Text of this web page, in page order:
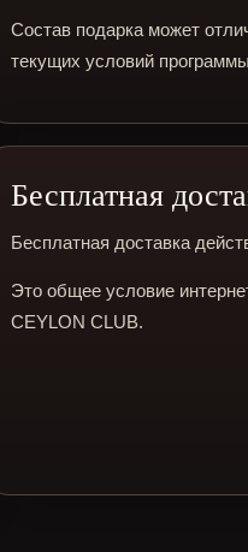
Состав подарка может
текущих условий
Бесплатная
Бесплатная доставка
Это общее условие
CEYLON CLUB.